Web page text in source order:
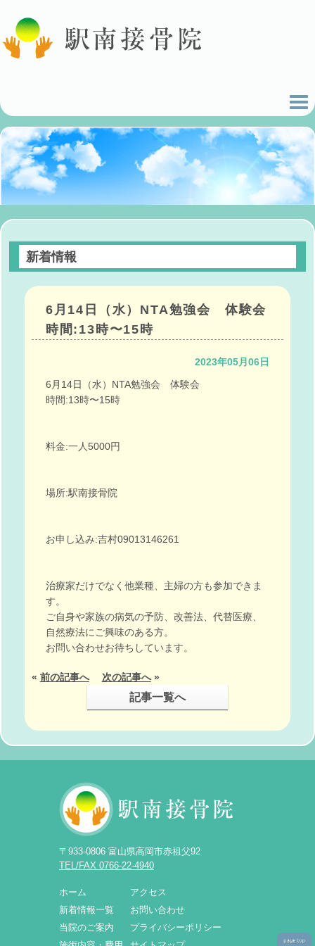
新着情報
6月14日（水）NTA勉強会 体験会
時間:13時〜15時
2023年05月06日
6月14日（水）NTA勉強会 体験会
時間:13時〜15時
料金:一人5000円
場所:駅南接骨院
お申し込み:吉村09013146261
治療家だけでなく他業種、主婦の方も参加できま
す。
ご自身や家族の病気の予防、改善法、代替医療、
自然療法にご興味のある方。
お問い合わせお待ちしています。
« 前の記事へ 次の記事へ»
記事一覧へ
〒933-0806 富山県高岡市赤祖父92
TEL/FAX 0766-22-4940
ホーム
新着情報一覧
当院のご案内
アクセス
お問い合わせ
プライバシーポリシー